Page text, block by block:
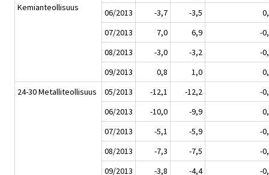
Kemianteollisuus
06/2013
-3,7 -3,5
07/2013
7,0 6,9
-
08/2013
-3,0 -3,2
-
09/2013
0,8 1,0
24-30 Metalliteollisuus
05/2013 -12,1 -12,2
-
06/2013
-10,0 -9,9
07/2013
-5,1 -5,9
-
08/2013
-7,3 -7,5
-
09/2013
-3,8 -4,4
-